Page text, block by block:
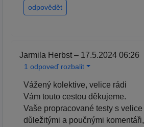
odpovědět
Jarmila Herbst – 17.5.2024 06:26
1 odpoveď rozbalit
Vážený kolektive, velice rádi
Vám touto cestou děkujeme.
Vaše propracované testy s velice
důležitými a poučnými komentáři,